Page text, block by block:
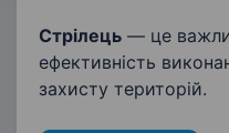
Стрілець — це
ефективність
захисту територій.